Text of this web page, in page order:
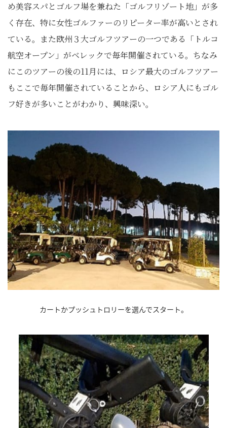
め美容スパとゴルフ場を兼ねた「ゴルフリゾート地」が多
く存在、特に女性ゴルファーのリピーター率が高いとされ
ている。また欧州３大ゴルフツアーの一つである「トルコ
航空オープン」がベレックで毎年開催されている。ちなみ
にこのツアーの後の11月には、ロシア最大のゴルフツアー
もここで毎年開催されていることから、ロシア人にもゴル
フ好きが多いことがわかり、興味深い。
カートかプッシュトロリーを選んでスタート。